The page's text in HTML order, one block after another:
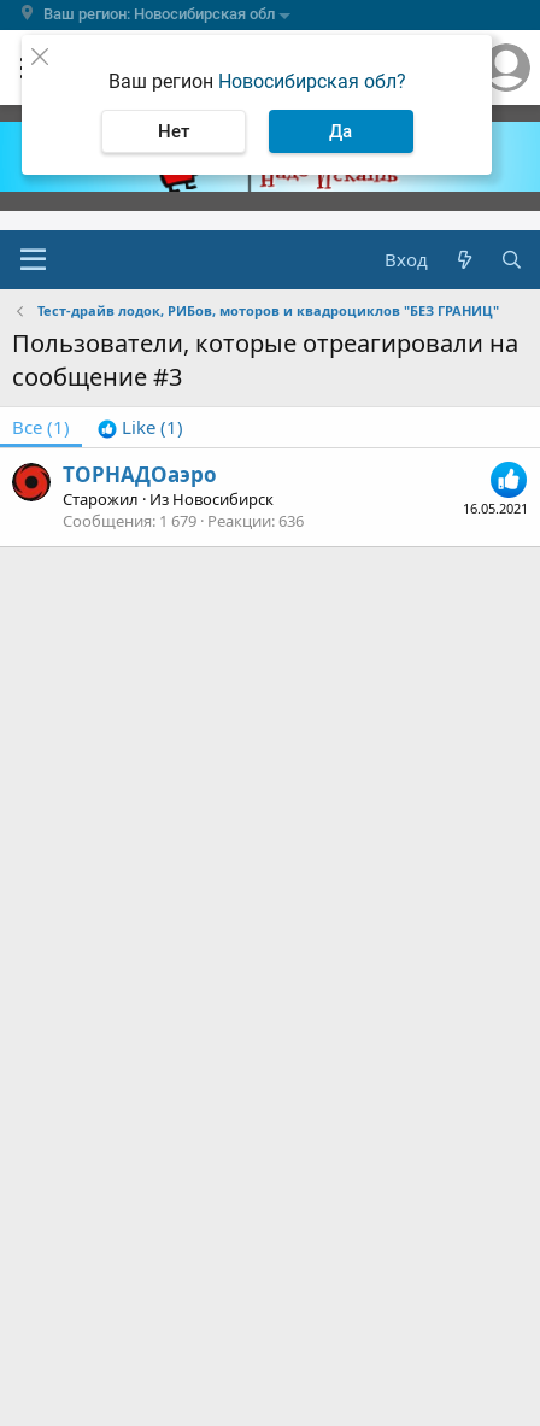
Ваш регион: Новосибирская обл
Ваш регион Новосибирская обл?
Нет Да
Вход
Тест-драйв лодок, РИБов, моторов и квадроциклов "БЕЗ ГРАНИЦ"
Пользователи, которые отреагировали на
сообщение #3
Все (1) Like (1)
16.05.2021
ТОРНАДОаэро
Старожил · Из Новосибирск
Сообщения 1 679 Реакции 636